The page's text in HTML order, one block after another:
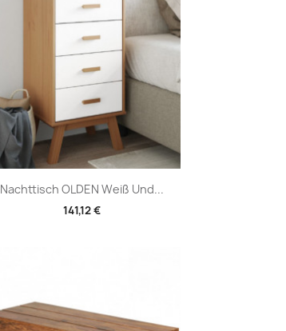
Nachttisch OLDEN Weiß Und...
141,12 €
Vorschau